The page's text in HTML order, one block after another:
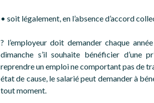
• soit légalement, en l’absence d’accord
? l’employeur doit demander chaque
dimanche s’il souhaite bénéficier d’une
reprendre un emploi ne comportant pas de
état de cause, le salarié peut demander à
tout moment.